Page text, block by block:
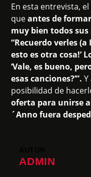
En esta entrevista,
queantes de
muy bien todos
“Recuerdo verles (a
esto es otra cosa!’
‘Vale, es bueno,
esas canciones?’”.
posibilidad de
oferta para unirse
´Anno fuera
ADMIN